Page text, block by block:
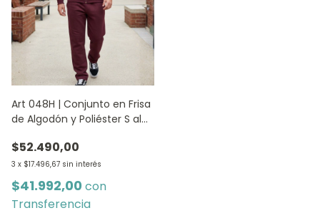
Art 048H | Conjunto en Frisa
de Algodón y Poliéster S al
$52.490,00
3 x $17.496,67 sin interés
$41.992,00 con
Transferencia